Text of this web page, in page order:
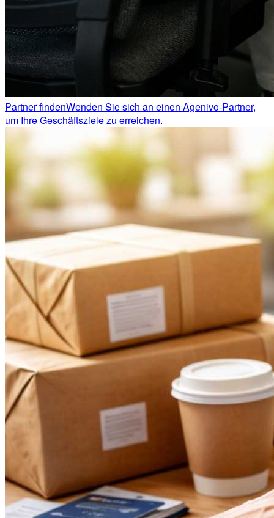
Partner findenWenden Sie sich an einen Agenivo-Partner,
um Ihre Geschäftsziele zu erreichen.